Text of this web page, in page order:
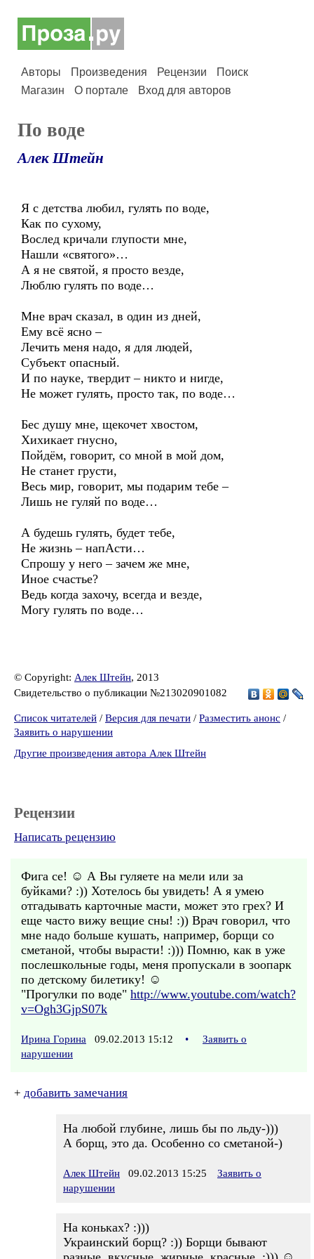
Авторы Произведения Рецензии
Поиск
Магазин
О портале Вход для авторов
По воде
Алек Штейн
Я с детства любил, гулять по воде,
Как по сухому,
Вослед кричали глупости мне,
Нашли «святого»…
А я не святой, я просто везде,
Люблю гулять по воде…
Мне врач сказал, в один из дней,
Ему всё ясно –
Лечить меня надо, я для людей,
Субъект опасный.
И по науке, твердит – никто и нигде,
Не может гулять, просто так, по воде…
Бес душу мне, щекочет хвостом,
Хихикает гнусно,
Пойдём, говорит, со мной в мой дом,
Не станет грусти,
Весь мир, говорит, мы подарим тебе –
Лишь не гуляй по воде…
А будешь гулять, будет тебе,
Не жизнь – напАсти…
Спрошу у него – зачем же мне,
Иное счастье?
Ведь когда захочу, всегда и везде,
Могу гулять по воде…
© Copyright: Алек Штейн, 2013
Свидетельство о публикации №213020901082
Список читателей / Версия для печати / Разместить анонс /
Заявить о нарушении
Другие произведения автора Алек Штейн
Рецензии
Написать рецензию
Фига се! ☺ А Вы гуляете на мели или за
буйками? :)) Хотелось бы увидеть! А я умею
отгадывать карточные масти, может это грех? И
еще часто вижу вещие сны! :)) Врач говорил, что
мне надо больше кушать, например, борщи со
сметаной, чтобы вырасти! :))) Помню, как в уже
послешкольные годы, меня пропускали в зоопарк
по детскому билетику! ☺
"Прогулки по воде" http://www.youtube.com/watch?
v=Ogh3GjpS07k
Ирина Горина 09.02.2013 15:12 •
Заявить о
нарушении
+ добавить замечания
На любой глубине, лишь бы по льду-)))
А борщ, это да. Особенно со сметаной-)
Алек Штейн 09.02.2013 15:25
Заявить о
нарушении
На коньках? :)))
Украинский борщ? :)) Борщи бывают